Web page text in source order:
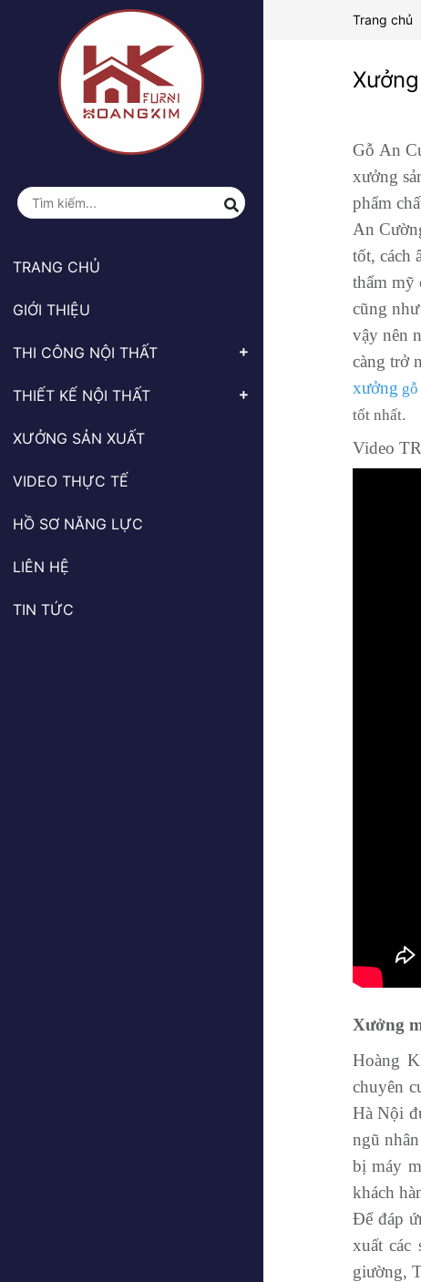
TRANG CHỦ
GIỚI THIỆU
THI CÔNG NỘI THẤT
THIẾT KẾ NỘI THẤT
XƯỞNG SẢN XUẤT
VIDEO THỰC TẾ
HỒ SƠ NĂNG LỰC
LIÊN HỆ
TIN TỨC
Trang chủ
Gỗ An
xưởng
phẩm
An
tốt, cách
thẩm mỹ
cũng
vậy nên
càng trở
xưởng
tốt nhất.
Video
Xưởng
Hoàng
chuyên
Hà Nội
ngũ
bị máy
khách
Để đáp
xuất các
giường,